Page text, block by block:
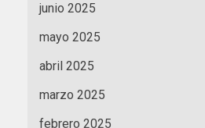
junio 2025
mayo 2025
abril 2025
marzo 2025
febrero 2025